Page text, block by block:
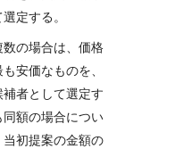
定する。
の場合は、価格
安価なものを、
者として選定す
額の場合につい
初提案の金額の